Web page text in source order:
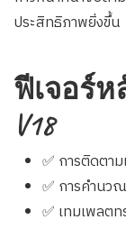
ประสิทธิภาพยิ่งขึ้น
ฟีเจอร์หลั
V18
✅ การติดตา
✅ การคำนว
✅ เทมเพลต